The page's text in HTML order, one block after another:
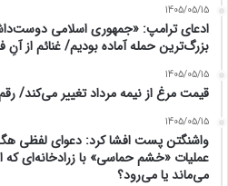
1405/05/15
ادعای ترامپ: «جمهوری اسلامی
بزرگ‌ترین حمله آماده بودیم/ غنائم از
1405/05/15
قیمت مرغ از نیمه مرداد تغییر می‌کند/
1405/05/15
واشنگتن پست افشا کرد: دعوای لفظی
عملیات «خشم حماسی» با زرادخانه‌ای
می‌ماند یا می‌رود؟